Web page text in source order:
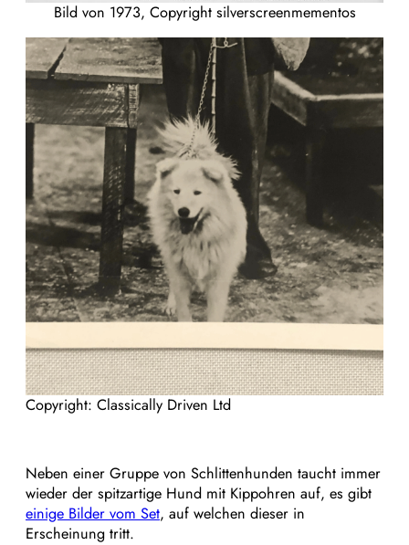
Bild von 1973, Copyright silverscreenmementos
Copyright: Classically Driven Ltd
Neben einer Gruppe von Schlittenhunden taucht immer
wieder der spitzartige Hund mit Kippohren auf, es gibt
einige Bilder vom Set, auf welchen dieser in
Erscheinung tritt.